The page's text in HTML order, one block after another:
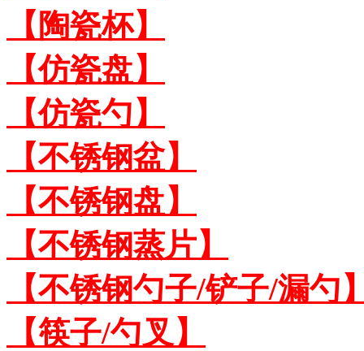
【陶瓷杯】
【仿瓷盘】
【仿瓷勺】
【不锈钢盆】
【不锈钢盘】
【不锈钢蒸片】
【不锈钢勺子/铲子/漏勺
【筷子/勺叉】